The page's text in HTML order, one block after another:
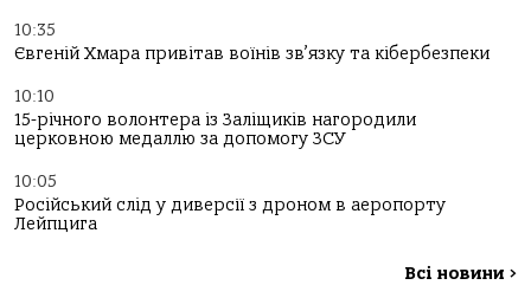
10:35
Євгеній Хмара привітав воїнів зв’язку та кібербезпеки
10:10
15-річного волонтера із Заліщиків нагородили
церковною медаллю за допомогу ЗСУ
10:05
Російський слід у диверсії з дроном в аеропорту
Лейпцига
Всі новини >